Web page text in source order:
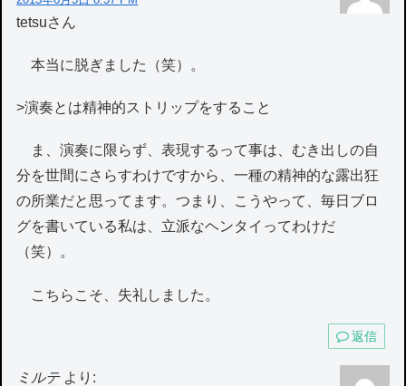
tetsuさん
本当に脱ぎました（笑）。
>演奏とは精神的ストリップをすること
ま、演奏に限らず、表現するって事は、むき出しの自
分を世間にさらすわけですから、一種の精神的な露出狂
の所業だと思ってます。つまり、こうやって、毎日ブロ
グを書いている私は、立派なヘンタイってわけだ
（笑）。
こちらこそ、失礼しました。
返信
ミルテ より: